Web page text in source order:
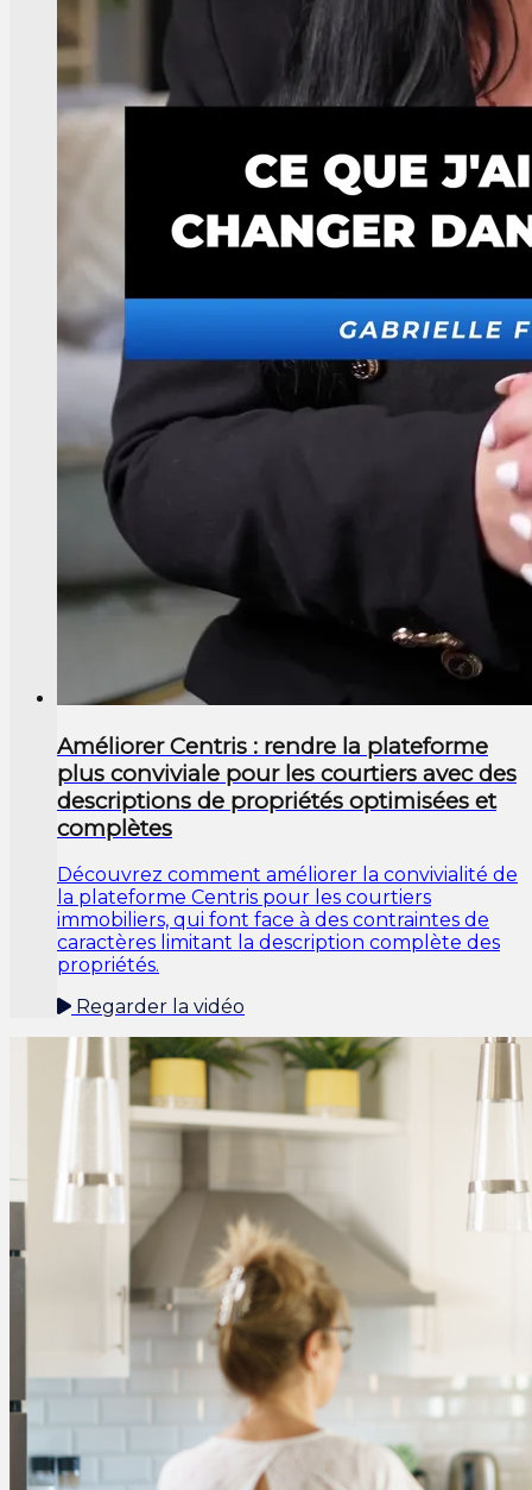
Améliorer Centris : rendre la plateforme
plus conviviale pour les courtiers avec des
descriptions de propriétés optimisées et
complètes
Découvrez comment améliorer la convivialité de
la plateforme Centris pour les courtiers
immobiliers, qui font face à des contraintes de
caractères limitant la description complète des
propriétés.
Regarder la vidéo